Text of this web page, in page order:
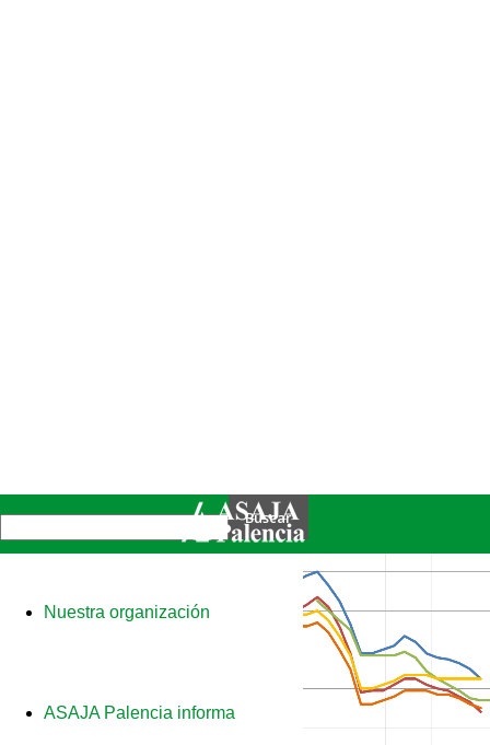
Nuestra organización
ASAJA Palencia informa